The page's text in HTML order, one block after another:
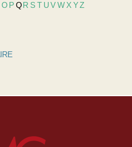
O P Q R S T UVW X YZ